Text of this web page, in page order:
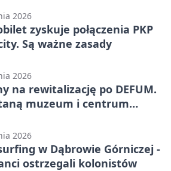
2026
zyskuje połączenia PKP
Są ważne zasady
2026
na rewitalizację po DEFUM.
muzeum i centrum
2026
w Dąbrowie Górniczej -
ostrzegali kolonistów